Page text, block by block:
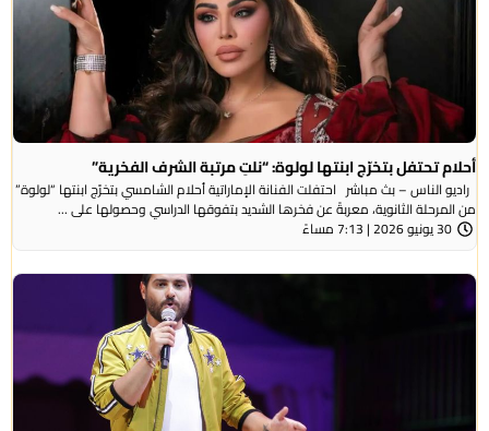
أحلام تحتفل بتخرّج ابنتها لولوة: “نلتِ مرتبة الشرف الفخرية”
راديو الناس – بث مباشر احتفلت الفنانة الإماراتية أحلام الشامسي بتخرّج ابنتها “لولوة”
من المرحلة الثانوية، معربةً عن فخرها الشديد بتفوقها الدراسي وحصولها على ...
30 يونيو 2026 | 7:13 مساءً